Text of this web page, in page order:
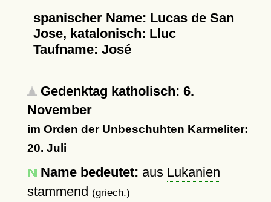
spanischer Name: Lucas de San
Jose, katalonisch: Lluc
Taufname: José
Gedenktag katholisch: 6.
November
im Orden der Unbeschuhten Karmeliter:
20. Juli
Name bedeutet: aus Lukanien
stammend (griech.)